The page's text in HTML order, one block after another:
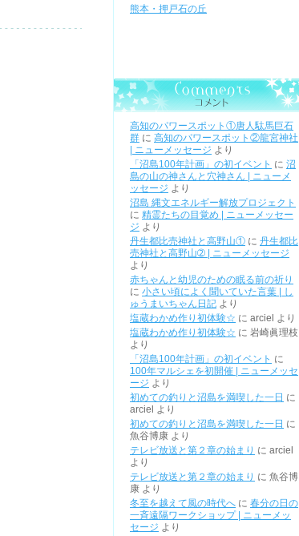
熊本・押戸石の丘
高知のパワースポット①唐人駄馬巨石
群 に 高知のパワースポット②龍宮神社
| ニューメッセージ より
「沼島100年計画」の初イベント に 沼
島の山の神さんと穴神さん | ニューメ
ッセージ より
沼島 縄文エネルギー解放プロジェクト
に 精霊たちの目覚め | ニューメッセー
ジ より
丹生都比売神社と高野山① に 丹生都比
売神社と高野山➁ | ニューメッセージ
より
赤ちゃんと幼児のための眠る前の祈り
に 小さい頃によく聞いていた言葉 | し
ゅうまいちゃん日記 より
塩蔵わかめ作り初体験☆ に arciel
より
塩蔵わかめ作り初体験☆ に 岩崎眞理枝
より
「沼島100年計画」の初イベント に
100年マルシェを初開催 | ニューメッセ
ージ より
初めての釣りと沼島を満喫した一日 に
arciel
より
初めての釣りと沼島を満喫した一日 に
魚谷博康 より
テレビ放送と第２章の始まり に arciel
より
テレビ放送と第２章の始まり に 魚谷博
康 より
冬至を越えて風の時代へ に 春分の日の
一斉遠隔ワークショップ | ニューメッ
セージ より